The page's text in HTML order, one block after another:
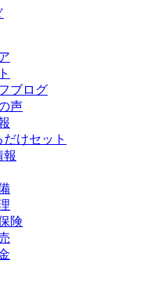
ブログ
声
けセット
報
険